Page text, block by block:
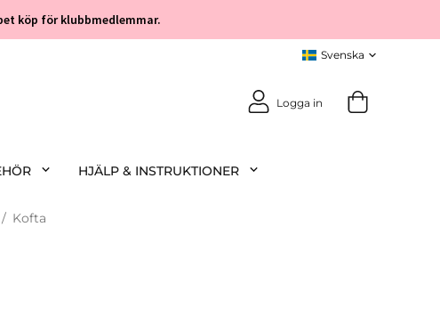
köp för klubbmedlemmar.
Logga in
HJÄLP & INSTRUKTIONER
/ Kofta